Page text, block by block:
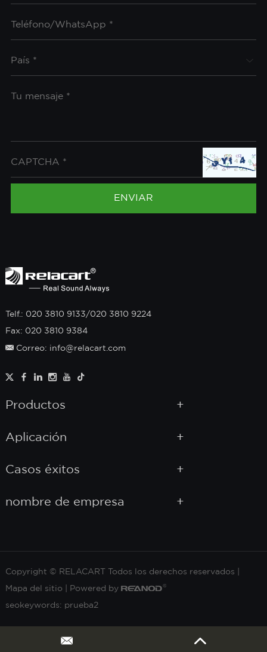
Telf.: 020 3810 9133/020 3810 9224
Fax: 020 3810 9384
Correo: info@relacart.com
Productos
Aplicación
Casos éxitos
nombre de empresa
Copyright © RELACART Todos los derechos reservados |
Mapa del sitio | Powered by
seokeywords: prueba2